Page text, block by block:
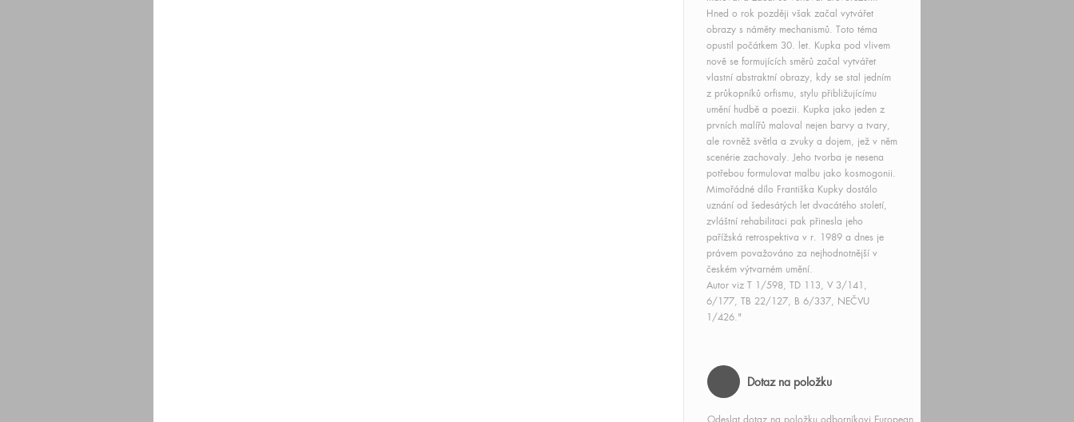
Hned o rok později však začal vytvářet
obrazy s náměty mechanismů. Toto téma
opustil počátkem 30. let. Kupka pod vlivem
nově se formujících směrů začal vytvářet
vlastní abstraktní obrazy, kdy se stal jedním
z průkopníků orfismu, stylu přibližujícímu
umění hudbě a poezii. Kupka jako jeden z
prvních malířů maloval nejen barvy a tvary,
ale rovněž světla a zvuky a dojem, jež v něm
scenérie zachovaly. Jeho tvorba je nesena
potřebou formulovat malbu jako kosmogonii.
Mimořádné dílo Františka Kupky dostálo
uznání od šedesátých let dvacátého století,
zvláštní rehabilitaci pak přinesla jeho
pařížská retrospektiva v r. 1989 a dnes je
právem považováno za nejhodnotnější v
českém výtvarném umění.
Autor viz T 1/598, TD 113, V 3/141,
6/177, TB 22/127, B 6/337, NEČVU
1/426."
Dotaz na položku